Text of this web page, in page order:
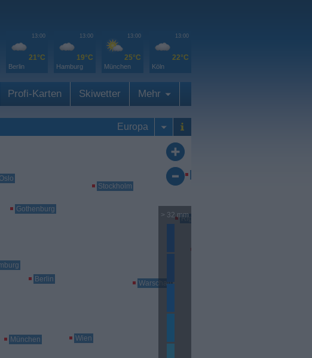
13:00
21°C
Berlin
13:00
19°C
Hamburg
13:00
25°C
München
13:00
22°C
Köln
Profi-Karten Skiwetter Mehr
Europa
Tromsö
Oslo
Stockholm
Warschau
Berlin
Wien
Riga
Gothenburg
München
> 32 mm